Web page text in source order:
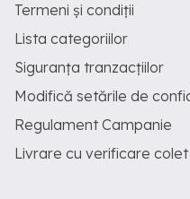
Termeni și condiții
Lista categoriilor
Siguranța tranzacțiilor
Modifică setările de
Regulament Campanie
Livrare cu verificare colet